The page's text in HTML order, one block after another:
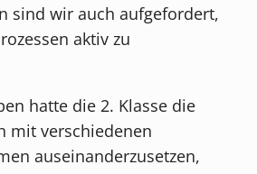
sind wir auch aufgefordert,
aktiv zu
hatte die 2. Klasse die
mit verschiedenen
auseinanderzusetzen,